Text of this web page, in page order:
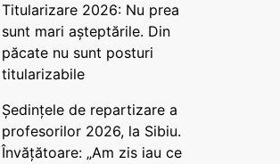
Titularizare 2026: Nu prea
sunt mari așteptările. Din
păcate nu sunt posturi
titularizabile
Ședințele de repartizare a
profesorilor 2026, la Sibiu.
Învățătoare: „Am zis iau ce